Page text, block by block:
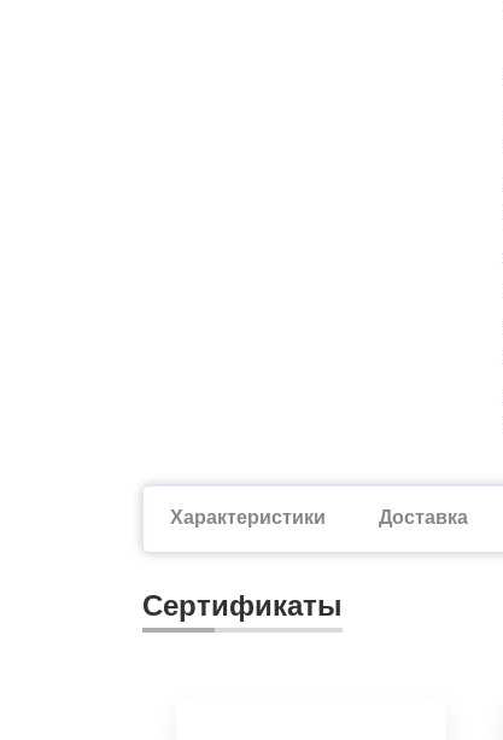
Характеристики Доставка
Сертификаты